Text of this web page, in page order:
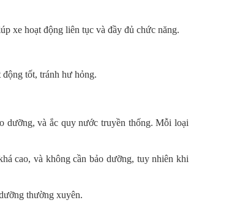
xe hoạt động liên tục và đầy đủ chức năng.
tốt, tránh hư hỏng.
dưỡng, và ắc quy nước truyền thống. Mỗi loại
cao, và không cần bảo dưỡng, tuy nhiên khi
thường xuyên.